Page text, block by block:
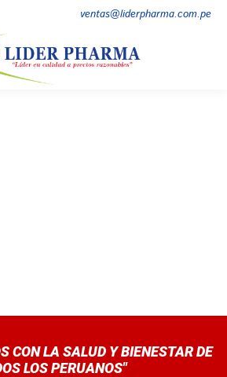
ventas@liderpharma.com.pe
CON LA SALUD Y BIENESTAR DE
LOS PERUANOS"